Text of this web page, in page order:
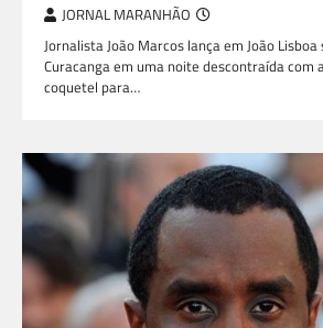
JORNAL MARANHÃO
Jornalista João Marcos lança em João
Curacanga em uma noite descontraída com
coquetel para…